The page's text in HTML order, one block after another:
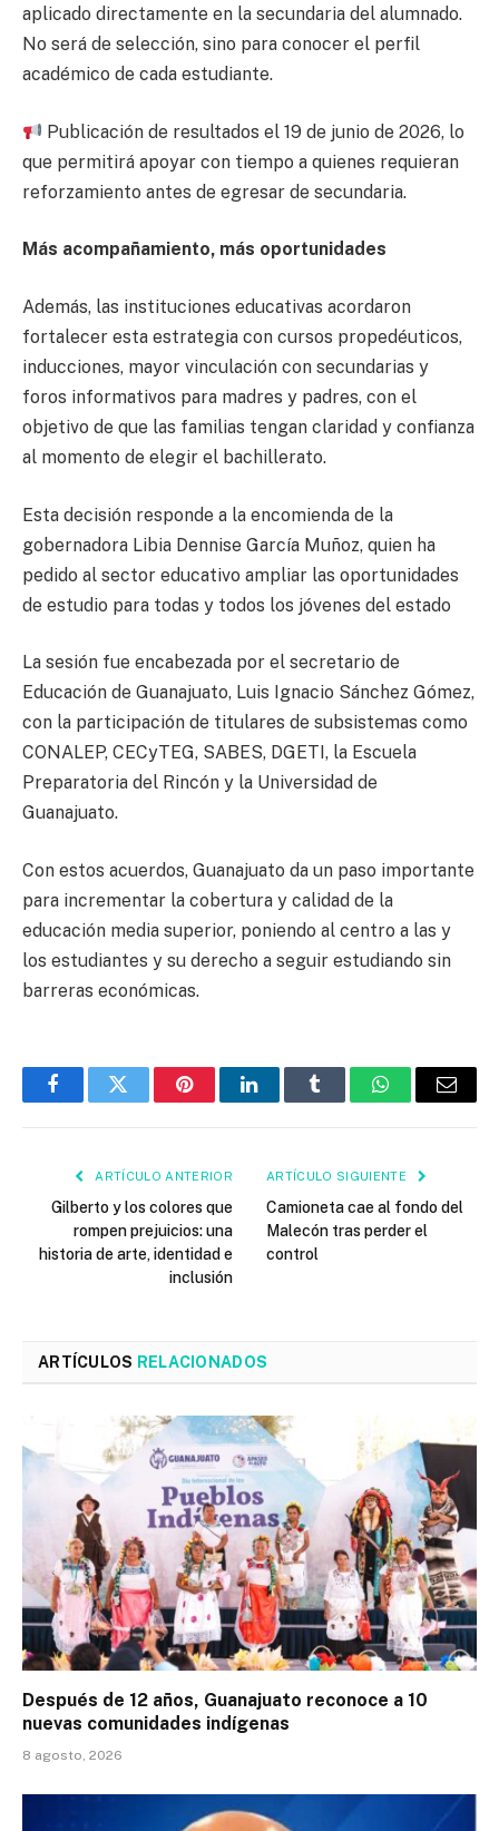
aplicado directamente en la secundaria del alumnado.
No será de selección, sino para conocer el perfil
académico de cada estudiante.
Publicación de resultados el 19 de junio de 2026, lo
que permitirá apoyar con tiempo a quienes requieran
reforzamiento antes de egresar de secundaria.
Más acompañamiento, más oportunidades
Además, las instituciones educativas acordaron
fortalecer esta estrategia con cursos propedéuticos,
inducciones, mayor vinculación con secundarias y
foros informativos para madres y padres, con el
objetivo de que las familias tengan claridad y confianza
al momento de elegir el bachillerato.
Esta decisión responde a la encomienda de la
gobernadora Libia Dennise García Muñoz, quien ha
pedido al sector educativo ampliar las oportunidades
de estudio para todas y todos los jóvenes del estado
La sesión fue encabezada por el secretario de
Educación de Guanajuato, Luis Ignacio Sánchez Gómez,
con la participación de titulares de subsistemas como
CONALEP, CECyTEG, SABES, DGETI, la Escuela
Preparatoria del Rincón y la Universidad de
Guanajuato.
Con estos acuerdos, Guanajuato da un paso importante
para incrementar la cobertura y calidad de la
educación media superior, poniendo al centro a las y
los estudiantes y su derecho a seguir estudiando sin
barreras económicas.
FacebookTwitter PinterestLinkedInTumblr WhatsAppEmail
ARTÍCULO ANTERIOR
Gilberto y los colores que
rompen prejuicios: una
historia de arte, identidad e
inclusión
ARTÍCULO SIGUIENTE
Camioneta cae al fondo del
Malecón tras perder el
control
ARTÍCULOS RELACIONADOS
Después de 12 años, Guanajuato reconoce a 10
nuevas comunidades indígenas
8 agosto, 2026